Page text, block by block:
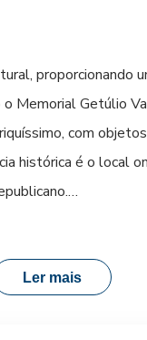
Getúlio
com
histórica é o local
e o rio. A
Ler mais